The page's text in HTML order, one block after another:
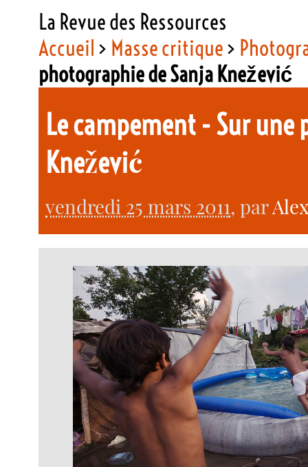
La Revue des Ressources
Accueil > Masse critique>
photographie de Sanja Knežević
Le campement - Sur
Knežević
vendredi 25 mars 2011, par